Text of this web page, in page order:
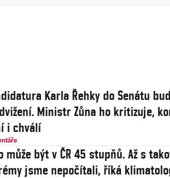
Karla Řehky do Senátu
Ministr Zůna ho kritizuje,
i chválí
může být v ČR 45 stupňů. Až s
jsme nepočítali, říká